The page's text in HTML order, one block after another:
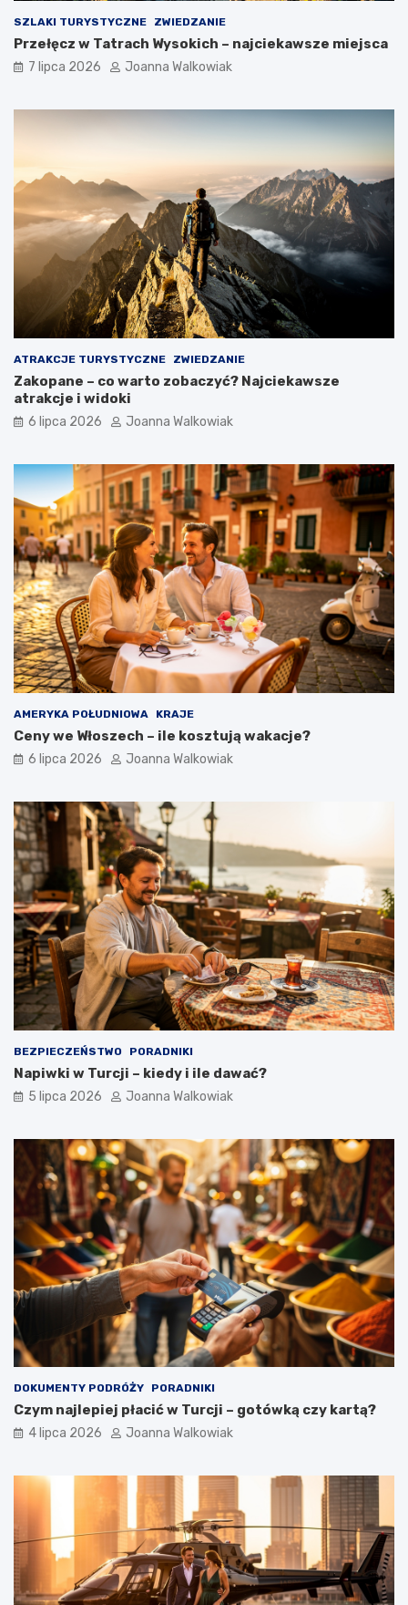
SZLAKI TURYSTYCZNE ZWIEDZANIE
Przełęcz w Tatrach Wysokich – najciekawsze miejsca
7 lipca 2026 Joanna Walkowiak
ATRAKCJE TURYSTYCZNE ZWIEDZANIE
Zakopane – co warto zobaczyć? Najciekawsze
atrakcje i widoki
6 lipca 2026 Joanna Walkowiak
AMERYKA POŁUDNIOWA KRAJE
Ceny we Włoszech – ile kosztują wakacje?
6 lipca 2026 Joanna Walkowiak
BEZPIECZEŃSTWO PORADNIKI
Napiwki w Turcji – kiedy i ile dawać?
5 lipca 2026 Joanna Walkowiak
DOKUMENTY PODRÓŻY PORADNIKI
Czym najlepiej płacić w Turcji – gotówką czy kartą?
4 lipca 2026 Joanna Walkowiak